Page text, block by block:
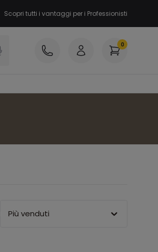
Scopri tutti i vantaggi per i Professionisti
0
Più venduti